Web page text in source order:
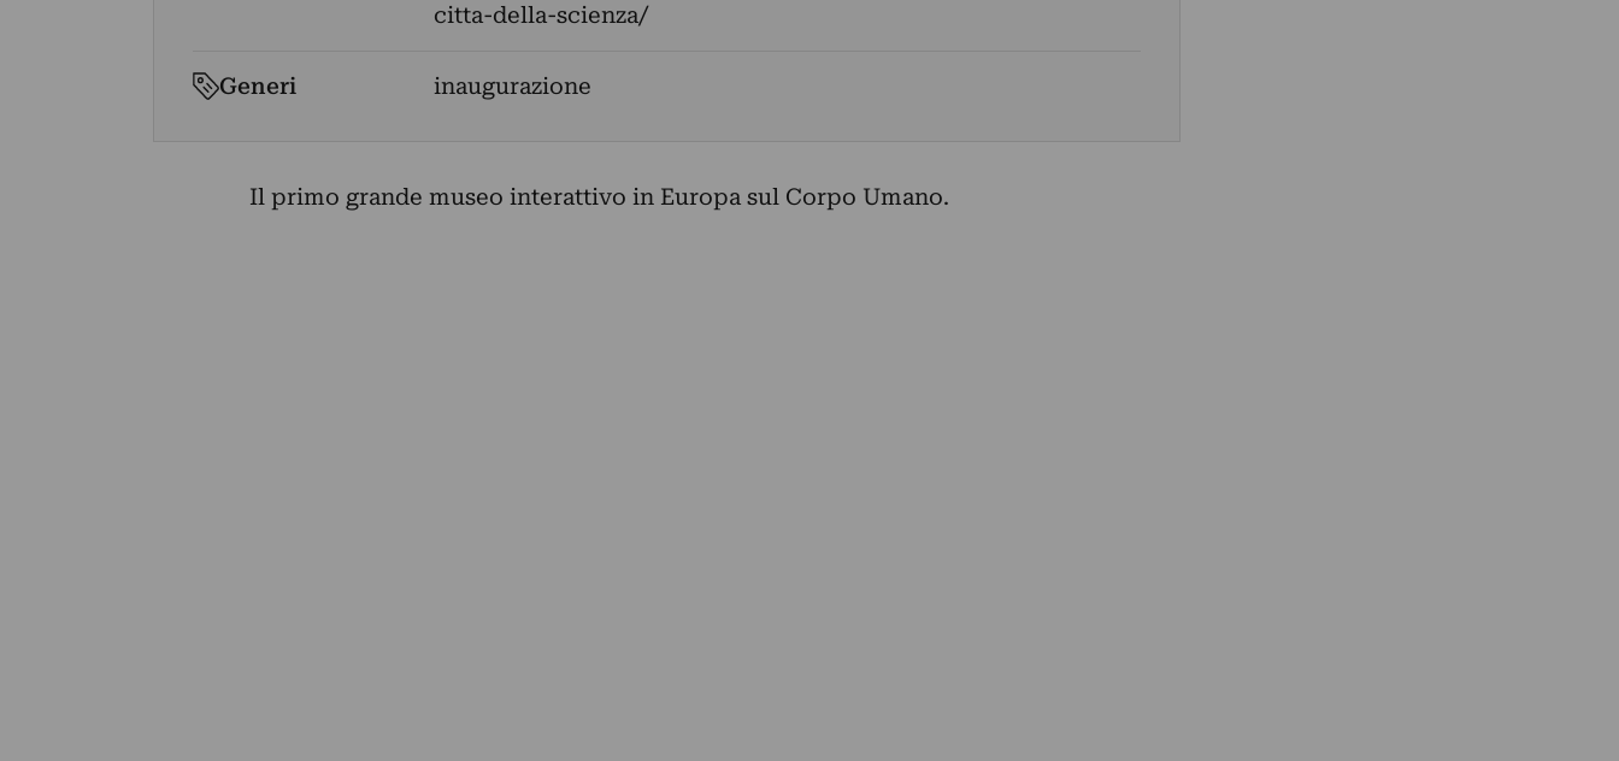
citta-della-scienza/
Generi inaugurazione
Il primo grande museo interattivo in Europa sul Corpo Umano.